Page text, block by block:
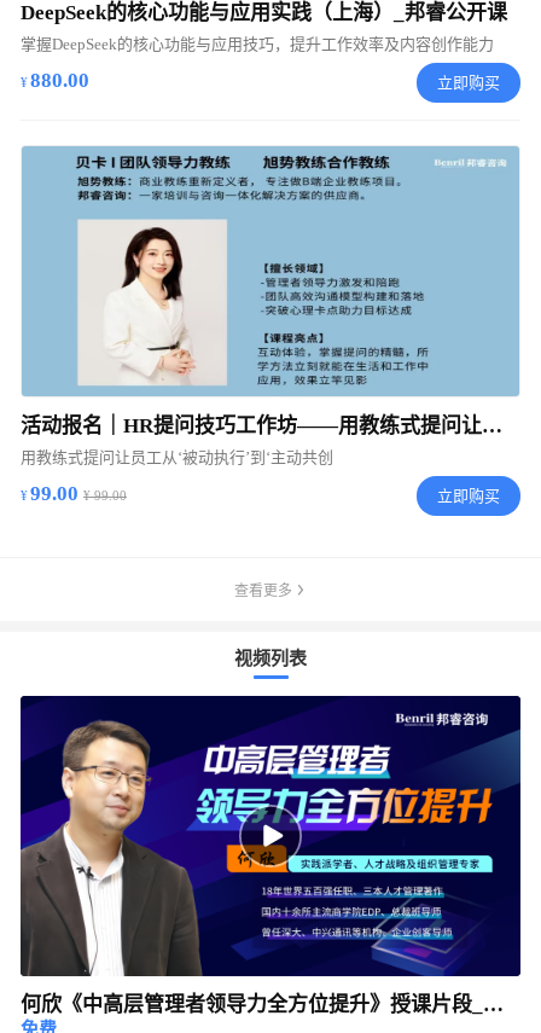
DeepSeek的核心功能与应用实践（上海）_邦睿公开课
掌握DeepSeek的核心功能与应用技巧，提升工作效率及内容创作能力
880.00 立即购买
活动报名｜HR提问技巧工作坊——用教练式提问让员工从'被动执行'到'主动执行'
用教练式提问让员工从‘被动执行’到‘主动共创
99.00 ¥ 99.00 立即购买
查看更多
视频列表
何欣《中高层管理者领导力全方位提升》授课片段_邦